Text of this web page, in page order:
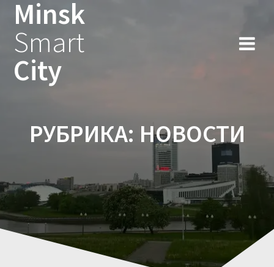
Minsk
Smart
City
РУБРИКА: НОВОСТИ